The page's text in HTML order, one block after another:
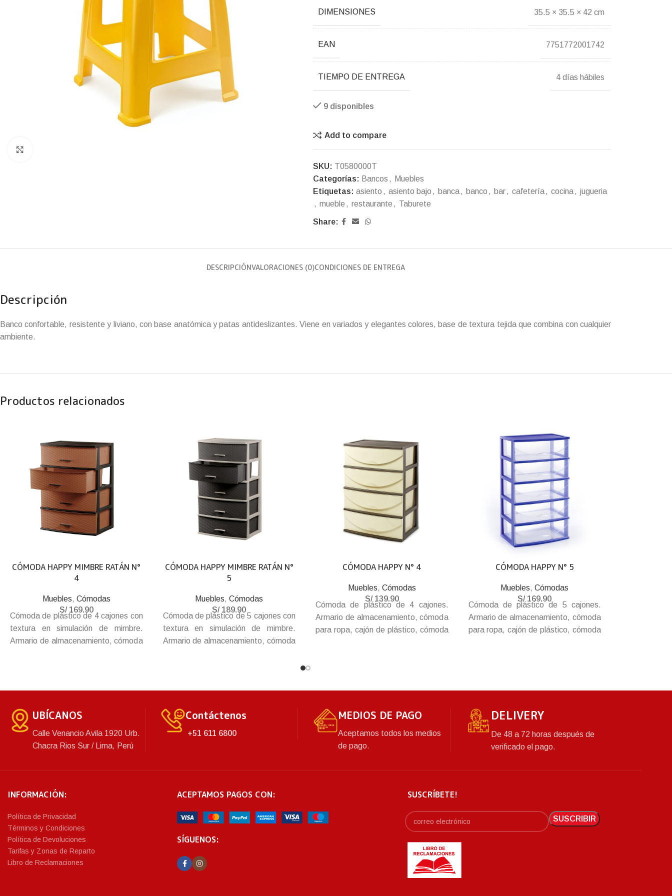
DIMENSIONES 35.5 × 35.5 × 42 cm
EAN 7751772001742
TIEMPO DE ENTREGA 4 días hábiles
9 disponibles
Add to compare
SKU: T0580000T
Categorías: Bancos ,
Muebles
Etiquetas: asiento , asiento bajo , banca, banco , bar, cafetería, cocina, jugueria
, mueble , restaurante , Taburete
Share:
DESCRIPCIÓNVALORACIONES (0)CONDICIONES DE ENTREGA
Descripción
Banco confortable, resistente y liviano, con base anatómica y patas antideslizantes. Viene en variados y elegantes colores, base de textura tejida que combina con cualquier
ambiente.
Productos relacionados
CÓMODA HAPPY MIMBRE RATÁN N°
4
Muebles, Cómodas
S/169.90
Cómoda de plástico de 4 cajones con
textura en simulación de mimbre.
Armario de almacenamiento, cómoda
CÓMODA HAPPY MIMBRE RATÁN N°
5
Muebles,Cómodas
S/189.90
Cómoda de plástico de 5 cajones con
textura en simulación de mimbre.
Armario de almacenamiento, cómoda
CÓMODA HAPPY N° 4
Muebles, Cómodas
S/139.90
Cómoda de plástico de 4 cajones.
Armario de almacenamiento, cómoda
para ropa, cajón de plástico, cómoda
CÓMODA HAPPY N° 5
Muebles,Cómodas
S/169.90
Cómoda de plástico de 5 cajones.
Armario de almacenamiento, cómoda
para ropa, cajón de plástico, cómoda
UBÍCANOS
Calle Venancio Avila 1920 Urb.
Chacra Rios Sur / Lima, Perú
Contáctenos
+51 611 6800
MEDIOS DE PAGO
Aceptamos todos los medios
de pago.
DELIVERY
De 48 a 72 horas después de
verificado el pago.
INFORMACIÓN:
Política de Privacidad
Términos y Condiciones
Política de Devoluciones
Tarifas y Zonas de Reparto
Libro de Reclamaciones
ACEPTAMOS PAGOS CON:
SÍGUENOS:
SUSCRÍBETE!